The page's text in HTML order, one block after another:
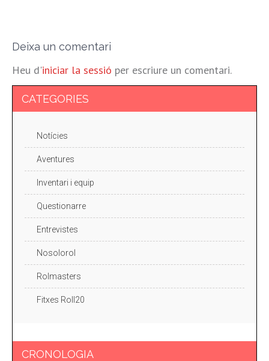
Deixa un comentari
Heu d'iniciar la sessió per escriure un comentari.
CATEGORIES
Notícies
Aventures
Inventari i equip
Questionarre
Entrevistes
Nosolorol
Rolmasters
Fitxes Roll20
CRONOLOGIA